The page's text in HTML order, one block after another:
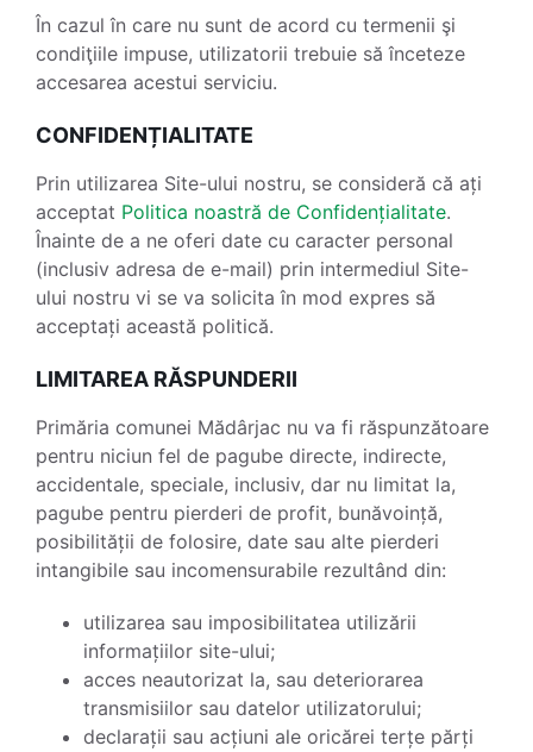
În cazul în care nu sunt de acord cu termenii şi
condiţiile impuse, utilizatorii trebuie să înceteze
accesarea acestui serviciu.
CONFIDENȚIALITATE
Prin utilizarea Site-ului nostru, se consideră că ați
acceptat Politica noastră de Confidențialitate.
Înainte de a ne oferi date cu caracter personal
(inclusiv adresa de e-mail) prin intermediul Site-
ului nostru vi se va solicita în mod expres să
acceptați această politică.
LIMITAREA RĂSPUNDERII
Primăria comunei Mădârjac nu va fi răspunzătoare
pentru niciun fel de pagube directe, indirecte,
accidentale, speciale, inclusiv, dar nu limitat la,
pagube pentru pierderi de profit, bunăvoință,
posibilității de folosire, date sau alte pierderi
intangibile sau incomensurabile rezultând din:
utilizarea sau imposibilitatea utilizării
informațiilor site-ului;
acces neautorizat la, sau deteriorarea
transmisiilor sau datelor utilizatorului;
declarații sau acțiuni ale oricărei terțe părți